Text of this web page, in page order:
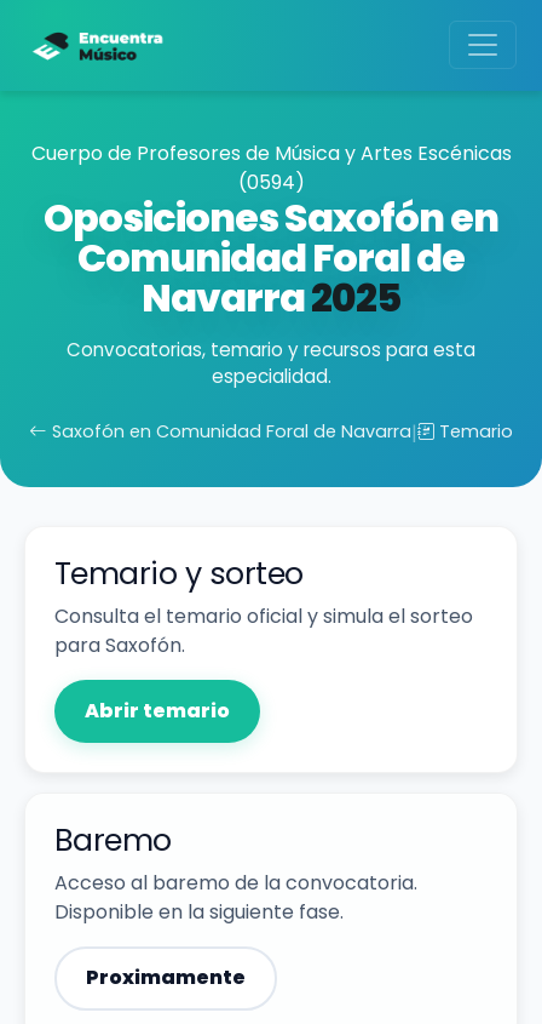
Cuerpo de Profesores de Música y Artes Escénicas
(0594)
Oposiciones Saxofón en
Comunidad Foral de
Navarra2025
Convocatorias, temario y recursos para esta
especialidad.
Saxofón en Comunidad Foral de Navarra| Temario
Temario y sorteo
Consulta el temario oficial y simula el sorteo
para Saxofón.
Abrir temario
Baremo
Acceso al baremo de la convocatoria.
Disponible en la siguiente fase.
Proximamente